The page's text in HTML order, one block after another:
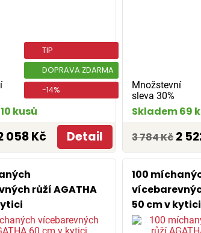
TIP
DOPRAVA ZDARMA
-14%
kusů
058 Kč Detail
Množstevní
sleva 30%
Skladem 69
3 784 Kč 2
růží AGATHA
100
50 cm v kytici